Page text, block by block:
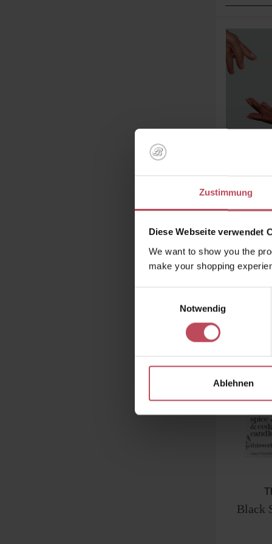
Zustimmung
Diese Webseite verwendet
We want to show you the
make your shopping
Notwendig
Ablehnen
Neroli &
Black